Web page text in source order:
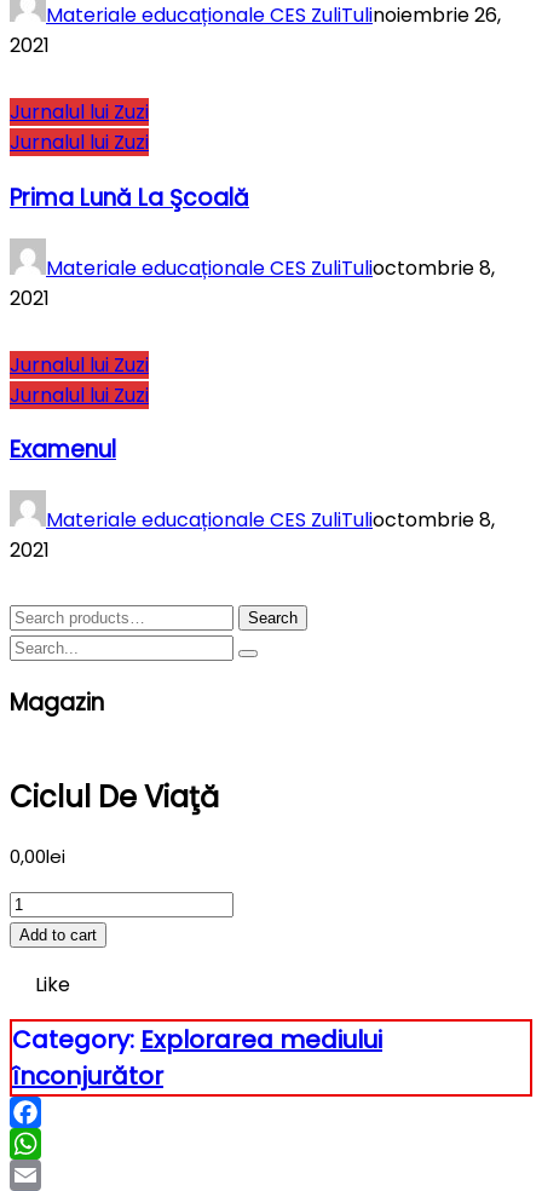
Materiale educaționale CES ZuliTulinoiembrie 26,
2021
Jurnalul lui Zuzi
Jurnalul lui Zuzi
Prima Lună La Şcoală
Materiale educaționale CES ZuliTulioctombrie 8,
2021
Jurnalul lui Zuzi
Jurnalul lui Zuzi
Examenul
Materiale educaționale CES ZuliTulioctombrie 8,
2021
Search
for:
Search
Magazin
Ciclul De Viaţă
0,00lei
Ciclul
de
quantity
Add to cart
Like
Category: Explorarea mediului
înconjurător
Facebook
WhatsApp